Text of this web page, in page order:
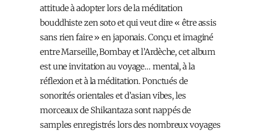
attitude à adopter lors de la méditation
bouddhiste zen soto et qui veut dire « être assis
sans rien faire » en japonais. Conçu et imaginé
entre Marseille, Bombay et l’Ardèche, cet album
est une invitation au voyage… mental, à la
réflexion et à la méditation. Ponctués de
sonorités orientales et d’asian vibes, les
morceaux de Shikantaza sont nappés de
samples enregistrés lors des nombreux voyages